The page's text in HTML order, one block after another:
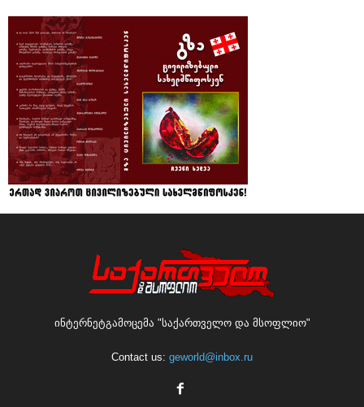
ინტერნეტგამოცემა "საქართველო და მსოფლიო"
Contact us: geworld@inbox.ru